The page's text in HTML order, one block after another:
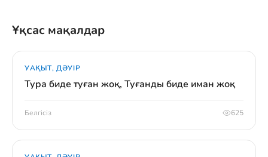
Ұқсас мақалдар
УАҚЫТ, ДӘУІР
Тура биде туған жоқ, Туғанды биде иман жоқ
Белгісіз 625